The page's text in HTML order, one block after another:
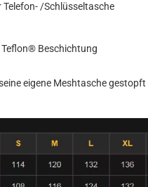
/Schlüsseltasche
Beschichtung
eigene Meshtasche gestopft